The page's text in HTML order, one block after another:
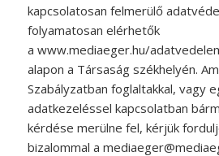
kapcsolatosan felmerülő
folyamatosan elérhetők
a www.mediaeger.hu/
alapon a Társaság székhelyén.
Szabályzatban foglaltakkal, vagy
adatkezeléssel kapcsolatban
kérdése merülne fel, kérjük
bizalommal a